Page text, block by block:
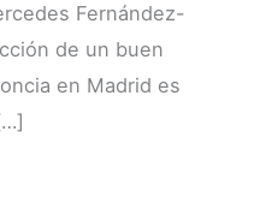
Fernández-
de un buen
en Madrid es